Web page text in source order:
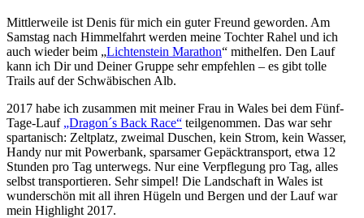
Mittlerweile ist Denis für mich ein guter Freund geworden. Am
Samstag nach Himmelfahrt werden meine Tochter Rahel und ich
auch wieder beim „Lichtenstein Marathon“ mithelfen. Den Lauf
kann ich Dir und Deiner Gruppe sehr empfehlen – es gibt tolle
Trails auf der Schwäbischen Alb.
2017 habe ich zusammen mit meiner Frau in Wales bei dem Fünf-
Tage-Lauf „Dragon´s Back Race“ teilgenommen. Das war sehr
spartanisch: Zeltplatz, zweimal Duschen, kein Strom, kein Wasser,
Handy nur mit Powerbank, sparsamer Gepäcktransport, etwa 12
Stunden pro Tag unterwegs. Nur eine Verpflegung pro Tag, alles
selbst transportieren. Sehr simpel! Die Landschaft in Wales ist
wunderschön mit all ihren Hügeln und Bergen und der Lauf war
mein Highlight 2017.